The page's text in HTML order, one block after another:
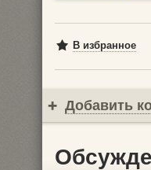
В избранное
Добавить